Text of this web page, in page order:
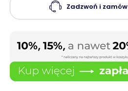
Zadzwoń i zamów